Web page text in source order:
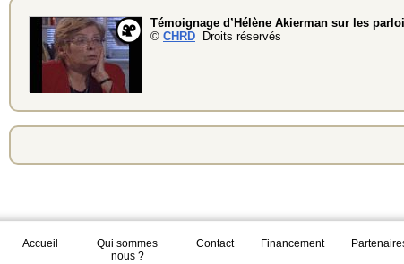
Témoignage d’Hélène Akierman sur les
© CHRD Droits réservés
Accueil
Qui sommes
nous ?
Contact Financement